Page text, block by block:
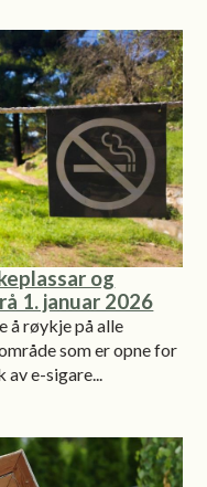
og
1. januar 2026
å røykje på alle
som er opne for
e-sigare...